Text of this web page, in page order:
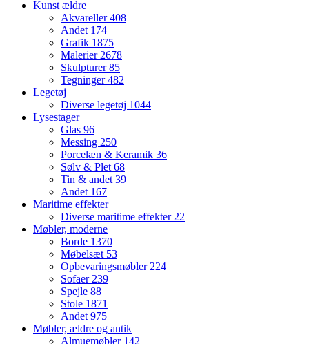
Kunst ældre
Akvareller408
Andet 174
Grafik 1875
Malerier2678
Skulpturer85
Tegninger482
Legetøj
Diverse legetøj 1044
Lysestager
Glas 96
Messing 250
Porcelæn & Keramik 36
Sølv & Plet68
Tin & andet39
Andet 167
Maritime effekter
Diverse maritime effekter22
Møbler, moderne
Borde 1370
Møbelsæt 53
Opbevaringsmøbler224
Sofaer239
Spejle 88
Stole 1871
Andet975
Møbler, ældre og antik
Almuemøbler 142